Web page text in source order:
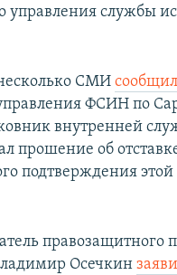
управления службы
СМИ
ФСИН по
внутренней
прошение об
подтверждения
правозащитного
Осечкин